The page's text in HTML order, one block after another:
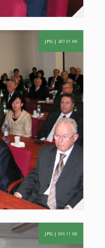
JPG | 287.01 KB
JPG | 300.11 KB